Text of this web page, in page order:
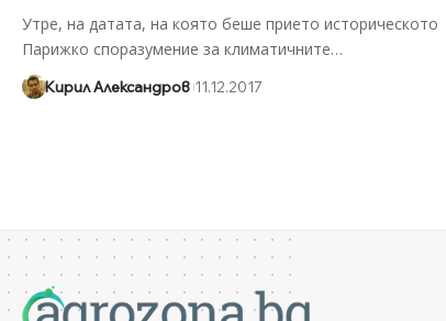
Утре, на датата, на която беше прието историческото
Парижко споразумение за климатичните…
Кирил Александров 11.12.2017